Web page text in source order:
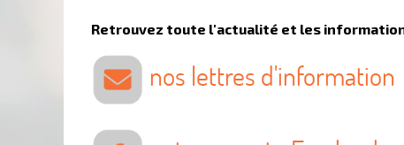
Retrouvez toute l'actualité et les
nos lettres d'information